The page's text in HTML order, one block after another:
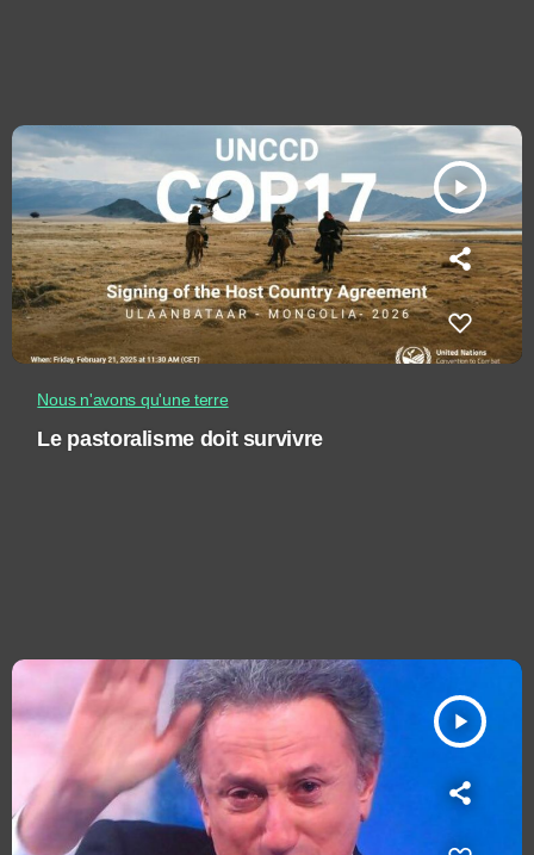
play_arrow
Nous n'avons qu'une terre
Le pastoralisme doit survivre
play_arrow